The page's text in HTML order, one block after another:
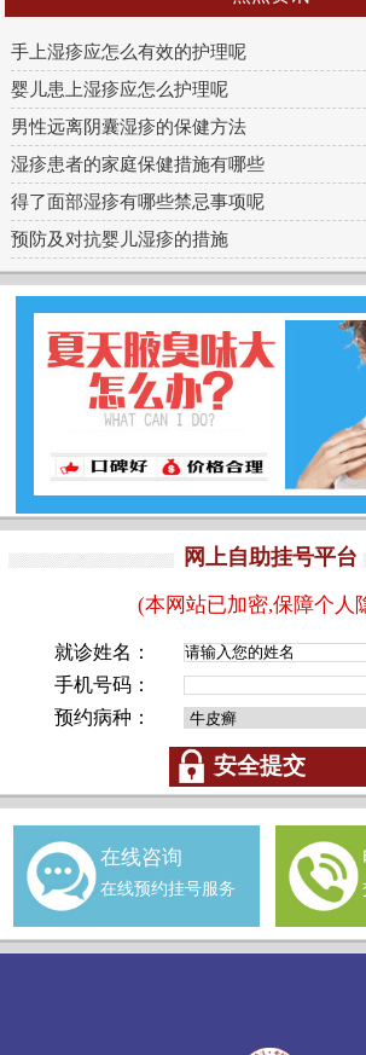
手上湿疹应怎么有效的护理呢
婴儿患上湿疹应怎么护理呢
男性远离阴囊湿疹的保健方法
湿疹患者的家庭保健措施有哪些
得了面部湿疹有哪些禁忌事项呢
预防及对抗婴儿湿疹的措施
网上自助挂号平台
(本网站已加密,保障个人
就诊姓名：
手机号码：
预约病种：
在线咨询
在线预约挂号服务